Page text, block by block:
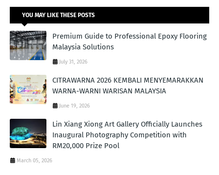
YOU MAY LIKE THESE POSTS
Premium Guide to Professional Epoxy Flooring
Malaysia Solutions
July 31, 2026
CITRAWARNA 2026 KEMBALI MENYEMARAKKAN
WARNA-WARNI WARISAN MALAYSIA
June 19, 2026
Lin Xiang Xiong Art Gallery Officially Launches
Inaugural Photography Competition with
RM20,000 Prize Pool
March 05, 2026